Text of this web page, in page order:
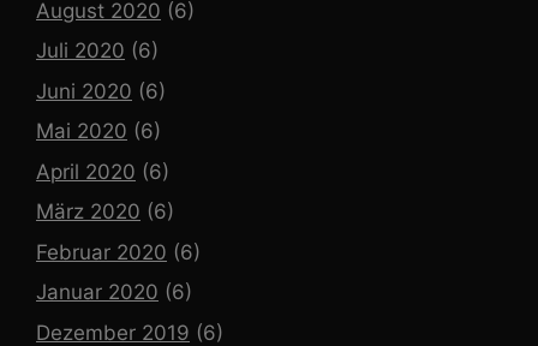
August 2020 (6)
Juli 2020 (6)
Juni 2020 (6)
Mai 2020 (6)
April 2020 (6)
März 2020 (6)
Februar 2020 (6)
Januar 2020 (6)
Dezember 2019 (6)